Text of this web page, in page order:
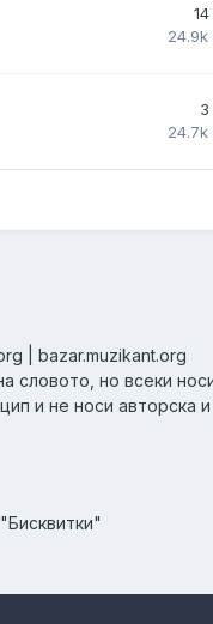
14
24.9k
3
24.7k
| bazar.muzikant.org
но всеки
и не носи авторска
"Бисквитки"